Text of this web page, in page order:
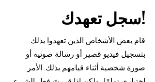
سجل تعهدك!
قام بعض الأشخاص الذين تعهدوا بذلك
بتسجيل فيديو قصير أو رسالة صوتية أو
صورة شخصية أثناء قيامهم بذلك. الأمر